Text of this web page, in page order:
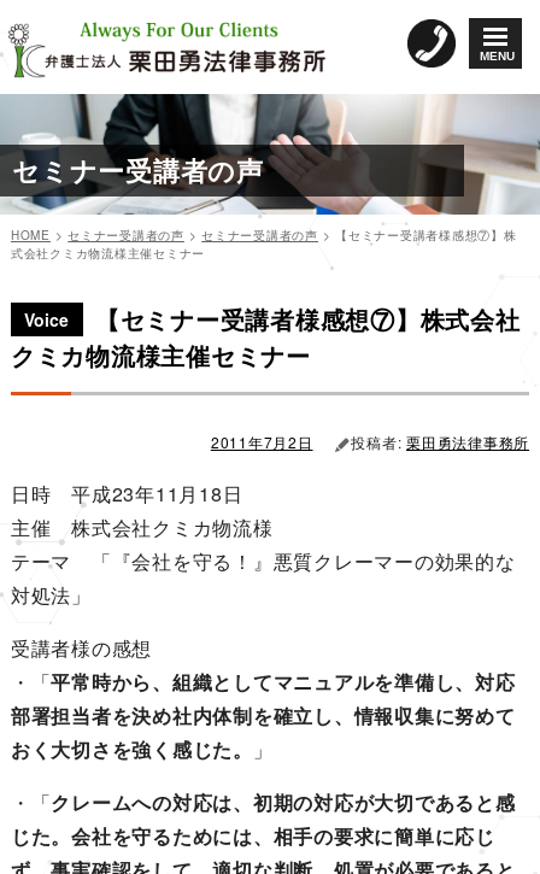
MENU
ン
テ
ン
へ
ス
キ
ッ
プ
セミナー受講者の声
HOME >セミナー受講者の声 >セミナー受講者の声 >
【セミナー受講者様感想⑦】株
式会社クミカ物流様主催セミナー
Voice
【セミナー受講者様感想⑦】株式会社
クミカ物流様主催セミナー
日:
2011年7月2日 投稿者:栗田勇法律事務所
日時 平成23年11月18日
主催 株式会社クミカ物流様
テーマ 「『会社を守る！』悪質クレーマーの効果的な
対処法」
受講者様の感想
・「平常時から、組織としてマニュアルを準備し、対応
部署担当者を決め社内体制を確立し、情報収集に努めて
おく大切さを強く感じた。
」
・「クレームへの対応は、初期の対応が大切であると感
じた。会社を守るためには、相手の要求に簡単に応じ
ゴ
リ
ー
稿
ナ
ビ
ョ
ン